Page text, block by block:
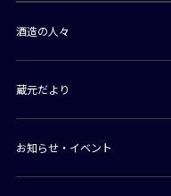
酒造の人々
蔵元だより
お知らせ・イベント